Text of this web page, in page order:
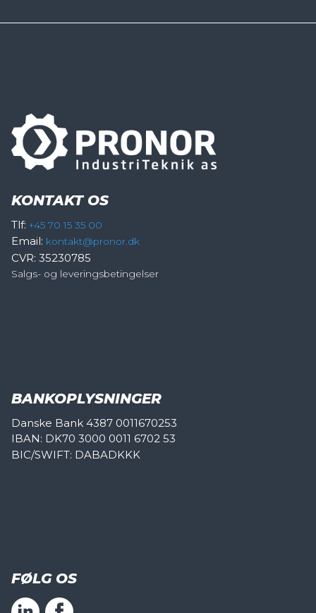
KONTAKT OS
Tlf: +45 70 15 35 00
Email: kontakt@pronor.dk
CVR: 35230785
Salgs- og leveringsbetingelser
BANKOPLYSNINGER
Danske Bank 4387 0011670253
IBAN: DK70 3000 0011 6702 53
BIC/SWIFT: DABADKKK
FØLG OS